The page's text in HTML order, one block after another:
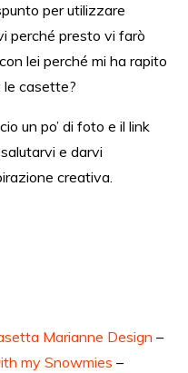
per utilizzare
perché presto vi farò
lei perché mi ha rapito
le casette?
un po’ di foto e il link
e darvi
creativa.
Marianne Design –
my Snowmies –